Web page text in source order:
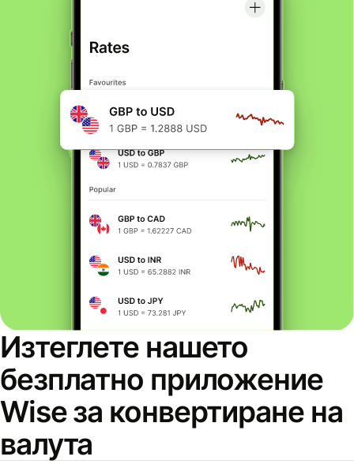
Изтеглете нашето
безплатно приложение
Wise за конвертиране на
валута